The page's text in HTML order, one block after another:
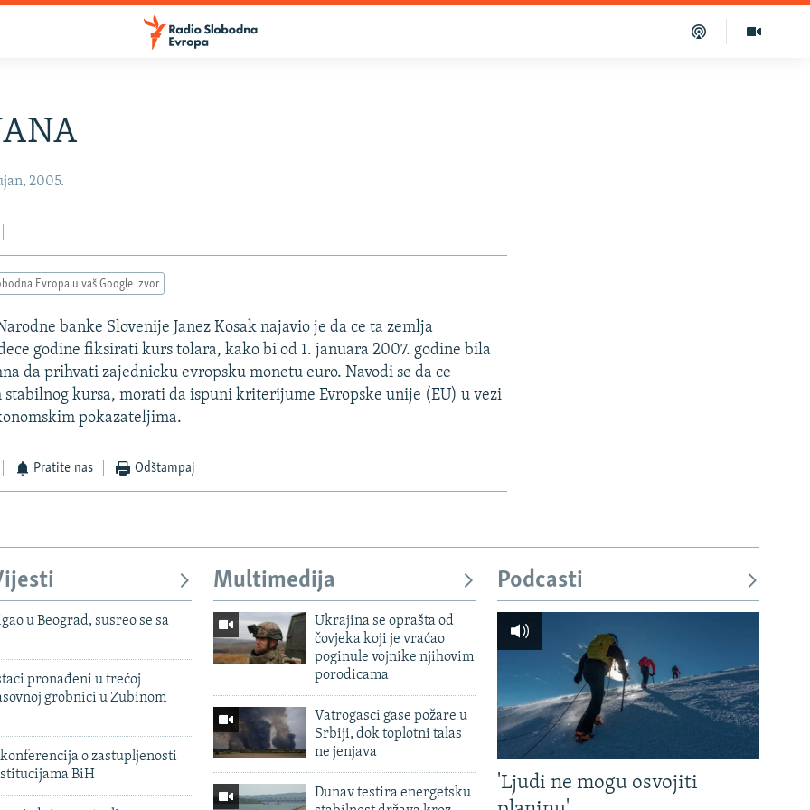
2005.
Evropa u vaš Google izvor
banke Slovenije Janez Kosak najavio je da ce ta zemlja
godine fiksirati kurs tolara, kako bi od 1. januara 2007. godine bila
da prihvati zajednicku evropsku monetu euro. Navodi se da ce
stabilnog kursa, morati da ispuni kriterijume Evropske unije (EU) u vezi
pokazateljima.
Pratite nas Odštampaj
u Beograd, susreo se sa
pronađeni u trećoj
grobnici u Zubinom
o zastupljenosti
BiH
Multimedija
Ukrajina se oprašta od
čovjeka koji je vraćao
poginule vojnike njihovim
porodicama
Vatrogasci gase požare u
Srbiji, dok toplotni talas
ne jenjava
Dunav testira energetsku
Podcasti
'Ljudi ne mogu osvojiti